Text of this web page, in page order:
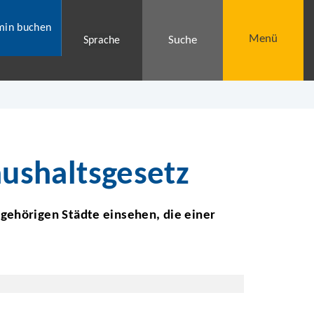
buchen
Sprache
Suche Menü
Städte einsehen, die einer